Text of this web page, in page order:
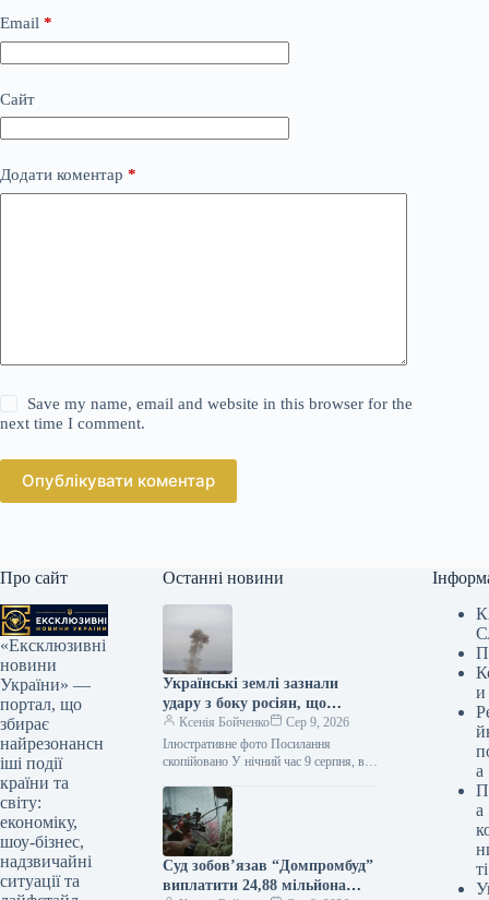
Email *
Сайт
Додати коментар *
Save my name, email and website in this browser for the
next time I comment.
Опублікувати коментар
Про сайт
«Ексклюзивні
новини
України» —
портал, що
збирає
найрезонансн
іші події
країни та
світу:
економіку,
шоу-бізнес,
надзвичайні
ситуації та
Останні новини
Українські землі зазнали
удару з боку росіян, що
призвело до влучання у
підприємство, яке має
інвестиції з Німеччини.
Ксенія Бойченко
Сер 9, 2026
Ілюстративне фото Посилання
скопійовано У нічний час 9 серпня, в
зафіксовано влучання та завдано
шкоди об’єктам…
Суд зобов’язав “Домпромбуд”
виплатити 24,88 мільйона
и
а
а
ті